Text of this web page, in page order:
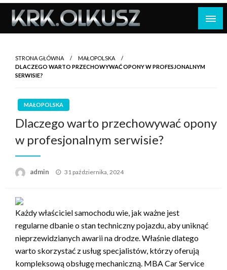
Skip
content
STRONA GŁÓWNA
MAŁOPOLSKA
DLACZEGO WARTO PRZECHOWYWAĆ OPONY W PROFESJONALNYM
SERWISIE?
MAŁOPOLSKA
Dlaczego warto przechowywać opony
w profesjonalnym serwisie?
admin
Opublikowane
31 października, 2024
Każdy właściciel samochodu wie, jak ważne jest
regularne dbanie o stan techniczny pojazdu, aby uniknąć
nieprzewidzianych awarii na drodze. Właśnie dlatego
warto skorzystać z usług specjalistów, którzy oferują
kompleksową obsługę mechaniczną. MBA Car Service